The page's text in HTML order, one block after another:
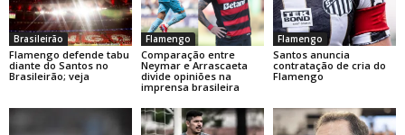
Brasileirão
Flamengo defende tabu
diante do Santos no
Brasileirão; veja
Flamengo
Comparação entre
Neymar e Arrascaeta
divide opiniões na
imprensa brasileira
Flamengo
Santos anuncia
contratação de cria do
Flamengo